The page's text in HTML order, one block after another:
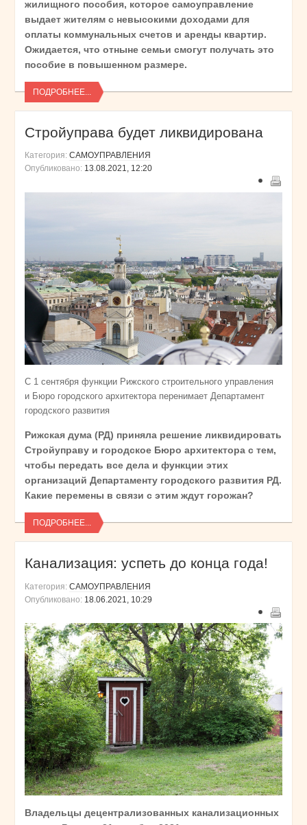
жилищного пособия, которое самоуправление
выдает жителям с невысокими доходами для
оплаты коммунальных счетов и аренды квартир.
Ожидается, что отныне семьи смогут получать это
пособие в повышенном размере.
ПОДРОБНЕЕ...
Стройуправа будет ликвидирована
Категория: САМОУПРАВЛЕНИЯ
Опубликовано: 13.08.2021, 12:20
С 1 сентября функции Рижского строительного управления
и Бюро городского архитектора перенимает Департамент
городского развития
Рижская дума (РД) приняла решение ликвидировать
Строй­управу и городское Бюро архитектора с тем,
чтобы передать все дела и функции этих
организаций Департаменту городского развития РД.
Какие перемены в связи с этим ждут горожан?
ПОДРОБНЕЕ...
Канализация: успеть до конца года!
Категория: САМОУПРАВЛЕНИЯ
Опубликовано: 18.06.2021, 10:29
Владельцы децентрализованных канализационных